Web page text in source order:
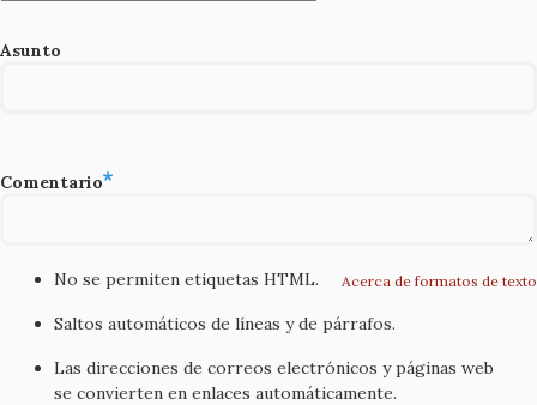
Asunto
Comentario
Acerca de formatos de texto
No se permiten etiquetas HTML.
Saltos automáticos de líneas y de párrafos.
Las direcciones de correos electrónicos y páginas web
se convierten en enlaces automáticamente.